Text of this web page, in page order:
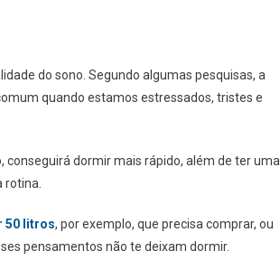
do sono. Segundo algumas pesquisas, a
quando estamos estressados, tristes e
conseguirá dormir mais rápido, além de ter uma
rotina.
50 litros, por exemplo, que precisa comprar, ou
pensamentos não te deixam dormir.